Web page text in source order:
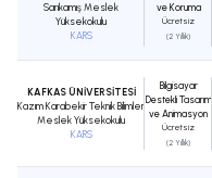
Sarıkamış Meslek
Yüksekokulu
KARS
ve Koruma
Ücretsiz
(2 Yıllık)
KAFKAS ÜNİVERSİTESİ
Kazım Karabekir Teknik Bilimler
Meslek Yüksekokulu
KARS
Bilgisayar
Destekli Tasarım
ve Animasyon
Ücretsiz
(2 Yıllık)